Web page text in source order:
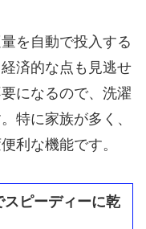
を自動で投入する
済的な点も見逃せ
になるので、洗濯
特に家族が多く、
利な機能です。
ピーディーに乾